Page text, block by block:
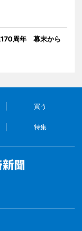
170周年 幕末から
買う
特集